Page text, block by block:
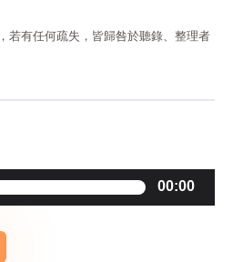
若有任何疏失，皆歸咎於聽錄、整理者
00:00